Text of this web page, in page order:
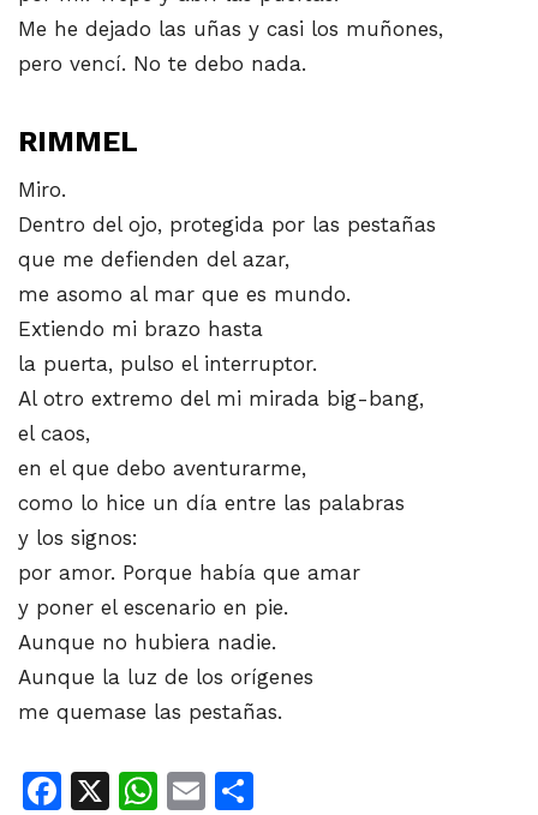
Me he dejado las uñas y casi los muñones,
pero vencí. No te debo nada.
RIMMEL
Miro.
Dentro del ojo, protegida por las pestañas
que me defienden del azar,
me asomo al mar que es mundo.
Extiendo mi brazo hasta
la puerta, pulso el interruptor.
Al otro extremo del mi mirada big-bang,
el caos,
en el que debo aventurarme,
como lo hice un día entre las palabras
y los signos:
por amor. Porque había que amar
y poner el escenario en pie.
Aunque no hubiera nadie.
Aunque la luz de los orígenes
me quemase las pestañas.
Facebook
X WhatsApp
Email